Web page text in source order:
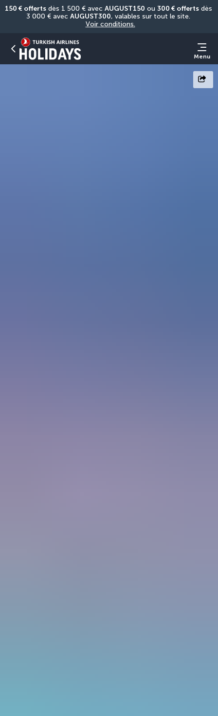
150 € offerts dès 1 500 € avec AUGUST150 ou 300 € offerts dès
3 000 € avec AUGUST300
Voir conditions.
Menu